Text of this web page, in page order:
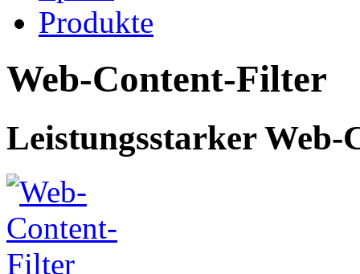
Web-Content-Filter
Leistungsstarker